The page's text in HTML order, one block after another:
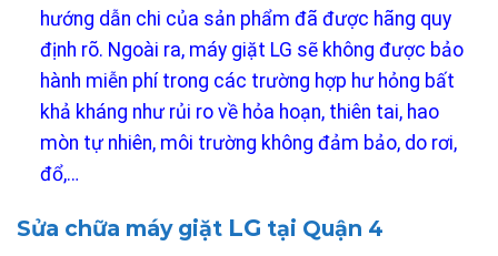
hướng dẫn chi của sản phẩm đã được hãng quy
định rõ. Ngoài ra, máy giặt LG sẽ không được bảo
hành miễn phí trong các trường hợp hư hỏng bất
khả kháng như rủi ro về hỏa hoạn, thiên tai, hao
mòn tự nhiên, môi trường không đảm bảo, do rơi,
đổ,…
Sửa chữa máy giặt LG tại Quận 4